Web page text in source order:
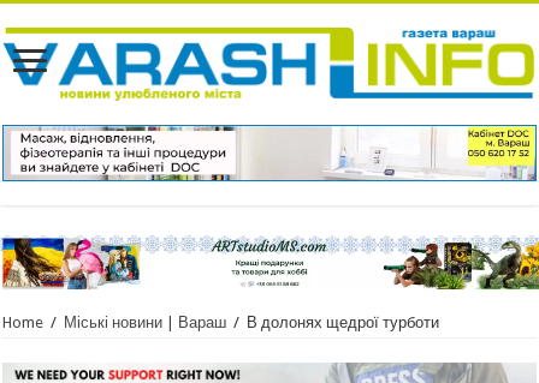
Home / Міські новини | Вараш / В долонях щедрої турботи